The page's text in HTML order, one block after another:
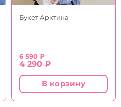
Букет Арктика
6 590₽
Первоначальная
составляла
590 ₽.
4 290 ₽
Текущая
4
290 ₽.В корзину